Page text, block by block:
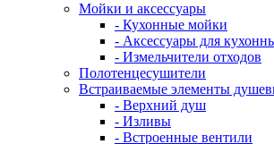
Мойки и аксессуары
- Кухонные мойки
- Аксессуары для
- Измельчители отходов
Полотенцесушители
Встраиваемые элементы
- Верхний душ
- Изливы
- Встроенные вентили